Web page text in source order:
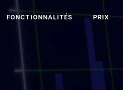
FONCTIONNALITÉS PRIX